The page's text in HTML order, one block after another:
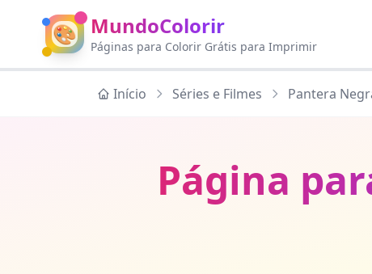
🎨 MundoColorir
Páginas para Colorir Grátis para Imprimir
Início Séries e Filmes Pantera
Página